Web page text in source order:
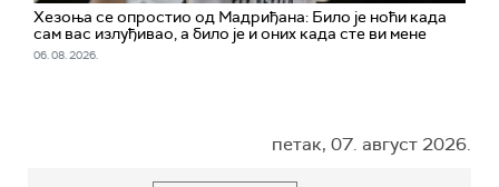
Хезоња се опростио од Мадриђана: Било је ноћи када
сам вас излуђивао, а било је и оних када сте ви мене
06. 08. 2026.
петак, 07. август 2026.